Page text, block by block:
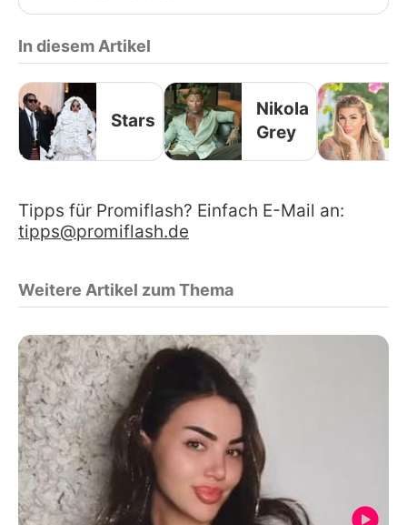
In diesem Artikel
Stars
Nikola
Grey
Tipps für Promiflash? Einfach E-Mail an:
tipps@promiflash.de
Weitere Artikel zum Thema